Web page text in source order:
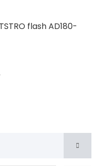
flash AD180-